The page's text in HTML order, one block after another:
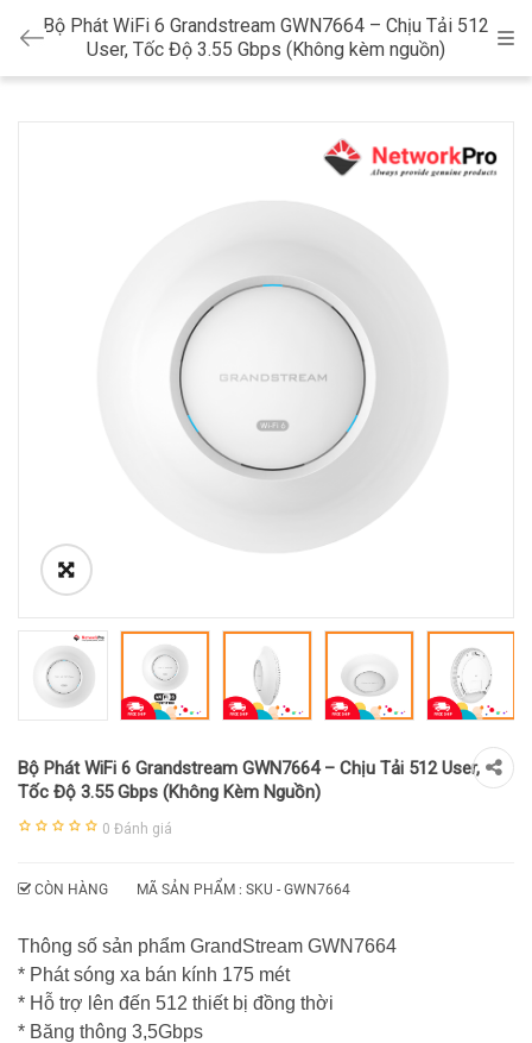
Bộ Phát WiFi 6 Grandstream GWN7664 – Chịu Tải 512
User, Tốc Độ 3.55 Gbps (Không kèm nguồn)
Bộ Phát WiFi 6 Grandstream GWN7664 – Chịu Tải 512 User,
Tốc Độ 3.55 Gbps (Không Kèm Nguồn)
0 Đánh giá
CÒN HÀNG MÃ SẢN PHẨM : SKU - GWN7664
Thông số sản phẩm GrandStream GWN7664
* Phát sóng xa bán kính 175 mét
* Hỗ trợ lên đến 512 thiết bị đồng thời
* Băng thông 3,5Gbps